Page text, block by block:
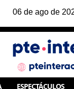
ESPECTÁCULOS